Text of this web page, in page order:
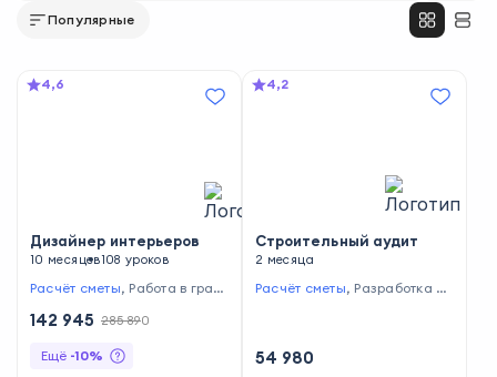
Популярные
4,6
Дизайнер интерьеров
10 месяцев108 уроков
Расчёт сметы, Работа в граф
е документации
142 945 285 890
Ещё -10%
4,2
Строительный аудит
2 месяца
Расчёт сметы, Разработка ин
54 980